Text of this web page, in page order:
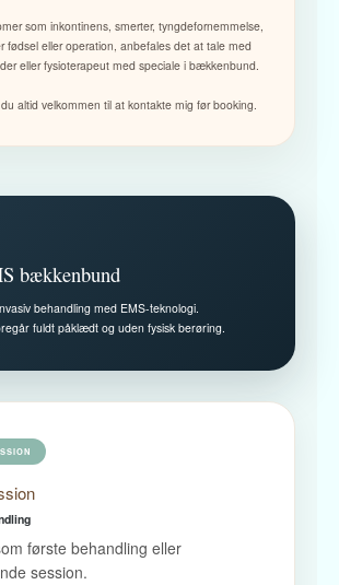
som inkontinens, smerter, tyngdefornemmelse,
fødsel eller operation, anbefales det at tale med
eller fysioterapeut med speciale i bækkenbund.
altid velkommen til at kontakte mig før booking.
bækkenbund
behandling med EMS-teknologi.
fuldt påklædt og uden fysisk berøring.
første behandling eller
session.